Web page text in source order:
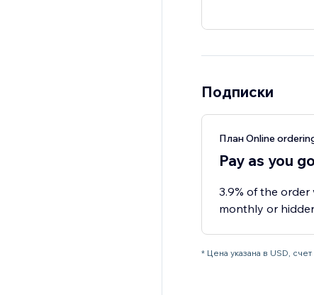
Подписки
План Online
Pay as you go
3.9% of the order
monthly or
* Цена указана в USD,